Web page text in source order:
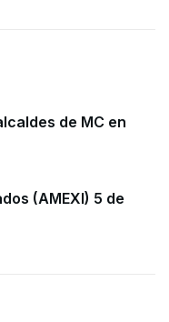
de MC en
(AMEXI) 5 de